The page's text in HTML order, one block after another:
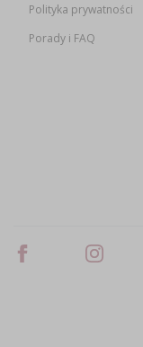
Polityka prywatności
Porady i FAQ